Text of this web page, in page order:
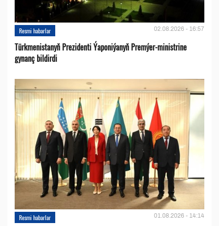
Resmi habarlar 02.08.2026 - 16:57
Türkmenistanyň Prezidenti Ýaponiýanyň Premýer-ministrine
gynanç bildirdi
Resmi habarlar 01.08.2026 - 14:14